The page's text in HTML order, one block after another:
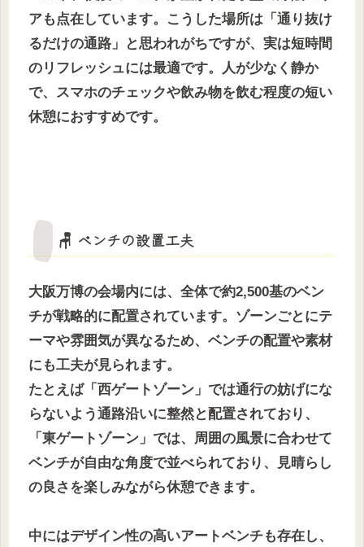
アも点在しています。こうした場所は「通り抜け
るだけの通路」と思われがちですが、実は短時間
のリフレッシュには最適です。人が少なく静か
で、スマホのチェックや飲み物を飲む程度の短い
休憩におすすめです。
🪑 ベンチの設置工夫
大阪万博の会場内には、全体で約2,500基のベン
チが戦略的に配置されています。ゾーンごとにテ
ーマや雰囲気が異なるため、ベンチの配置や素材
にも工夫が見られます。
たとえば「西ゲートゾーン」では通行の妨げにな
らないよう通路沿いに整然と配置されており、
「東ゲートゾーン」では、周囲の風景に合わせて
ベンチが自由な角度で並べられており、見晴らし
の良さを楽しみながら休憩できます。
中にはデザイン性の高いアートベンチも存在し、